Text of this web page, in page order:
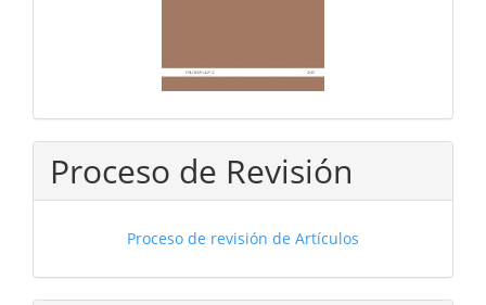
Proceso de Revisión
Proceso de revisión de Artículos